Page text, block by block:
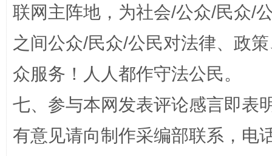
联网主阵地，为社会/公众/民众/
之间公众/民众/公民对法律、政
众服务！人人都作守法公民。
七、参与本网发表评论感言即表
有意见请向制作采编部联系，电